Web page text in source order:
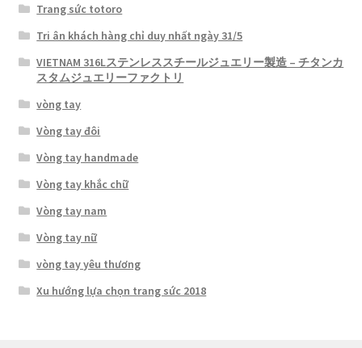
Trang sức totoro
Tri ân khách hàng chỉ duy nhất ngày 31/5
VIETNAM 316Lステンレススチールジュエリー製造 – チタンカ
スタムジュエリーファクトリ
vòng tay
Vòng tay đôi
Vòng tay handmade
Vòng tay khắc chữ
Vòng tay nam
Vòng tay nữ
vòng tay yêu thương
Xu hướng lựa chọn trang sức 2018